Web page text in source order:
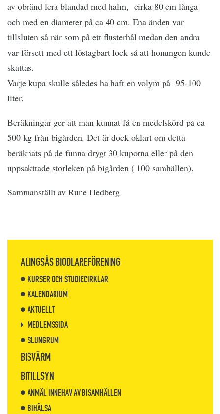
av obränd lera blandad med halm, cirka 80 cm långa
och med en diameter på ca 40 cm. Ena änden var
tillsluten så när som på ett flusterhål medan den andra
var försett med ett löstagbart lock så att honungen kunde
skattas.
Varje kupa skulle således ha haft en volym på 95-100
liter.
Beräkningar ger att man kunnat få en medelskörd på ca
500 kg från bigården. Det är dock oklart om detta
beräknats på de funna drygt 30 kuporna eller på den
uppsakttade storleken på bigården ( 100 samhällen).
Sammanställt av Rune Hedberg
ALINGSÅS BIODLAREFÖRENING
KURSER OCH STUDIECIRKLAR
KALENDARIUM
AKTUELLT
MEDLEMSSIDA
SLUNGRUM
BISVÄRM
BITILLSYN
ANMÄL INNEHAV AV BISAMHÄLLEN
BIHÄLSA